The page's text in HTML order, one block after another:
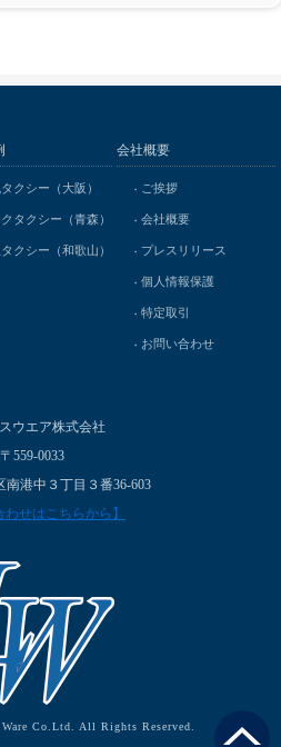
クシー（大阪）
タクシー（青森）
クシー（和歌山）
会社概要
ご挨拶
会社概要
プレスリリース
個人情報保護
特定取引
お問い合わせ
ウエア株式会社
〒559-0033
南港中３丁目３番36-603
わせはこちらから】
Co.Ltd. All Rights Reserved.